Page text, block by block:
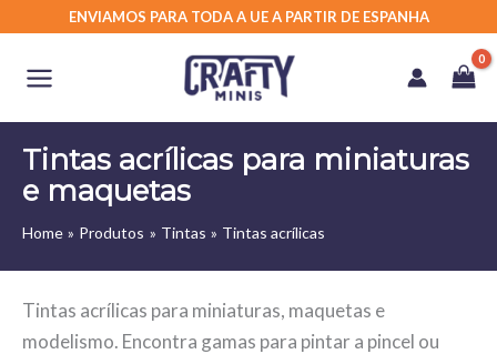
content
ENVIAMOS PARA TODA A UE A PARTIR DE ESPANHA
Tintas acrílicas para miniaturas
e maquetas
Home Produtos Tintas Tintas acrílicas
Tintas acrílicas para miniaturas, maquetas e
modelismo. Encontra gamas para pintar a pincel ou